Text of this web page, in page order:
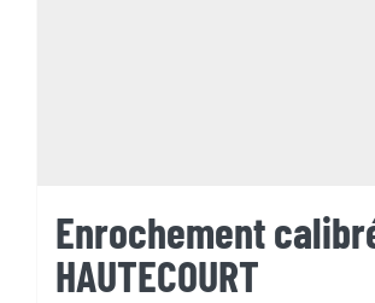
Enrochement
HAUTECOURT